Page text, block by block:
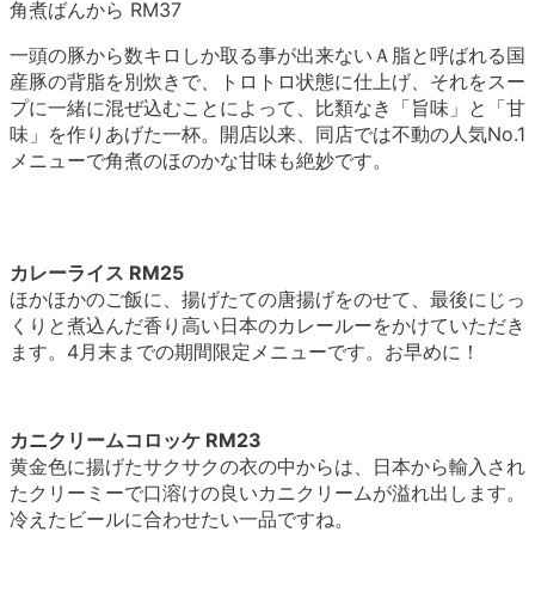
角煮ばんから RM37
一頭の豚から数キロしか取る事が出来ないＡ脂と呼ばれる国
産豚の背脂を別炊きで、トロトロ状態に仕上げ、それをスー
プに一緒に混ぜ込むことによって、比類なき「旨味」と「甘
味」を作りあげた一杯。開店以来、同店では不動の人気No.1
メニューで角煮のほのかな甘味も絶妙です。
カレーライス RM25
ほかほかのご飯に、揚げたての唐揚げをのせて、最後にじっ
くりと煮込んだ香り高い日本のカレールーをかけていただき
ます。4月末までの期間限定メニューです。お早めに！
カニクリームコロッケ RM23
黄金色に揚げたサクサクの衣の中からは、日本から輸入され
たクリーミーで口溶けの良いカニクリームが溢れ出します。
冷えたビールに合わせたい一品ですね。